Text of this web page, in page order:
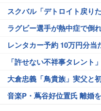
スクバル「デトロイト戻りた
ラグビー選手が熱中症で倒
レンタカー予約 10万円分当
「許せない不祥事タレント
大倉忠義「鳥貴族」実父と
音楽P・蔦谷好位置氏 離婚